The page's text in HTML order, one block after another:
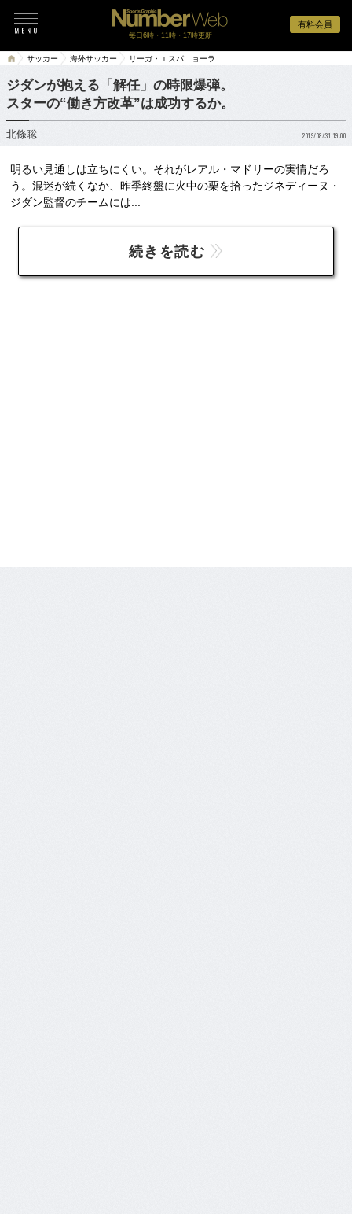
有料会員
毎日6時・11時・17時更新
サッカー 海外サッカー リーガ・エスパニョーラ
ジダンが抱える「解任」の時限爆弾。
スターの“働き方改革”は成功するか。
北條聡 2019/08/31 19:00
明るい見通しは立ちにくい。それがレアル・マドリーの実情だろ
う。混迷が続くなか、昨季終盤に火中の栗を拾ったジネディーヌ・
ジダン監督のチームには...
続きを読む